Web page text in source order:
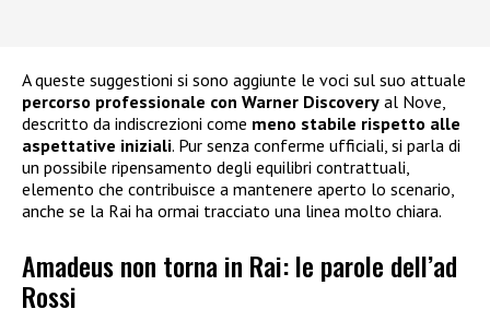
A queste suggestioni si sono aggiunte le voci sul suo attuale
percorso professionale con Warner Discovery al Nove,
descritto da indiscrezioni come meno stabile rispetto alle
aspettative iniziali. Pur senza conferme ufficiali, si parla di
un possibile ripensamento degli equilibri contrattuali,
elemento che contribuisce a mantenere aperto lo scenario,
anche se la Rai ha ormai tracciato una linea molto chiara.
Amadeus non torna in Rai: le parole dell’ad
Rossi